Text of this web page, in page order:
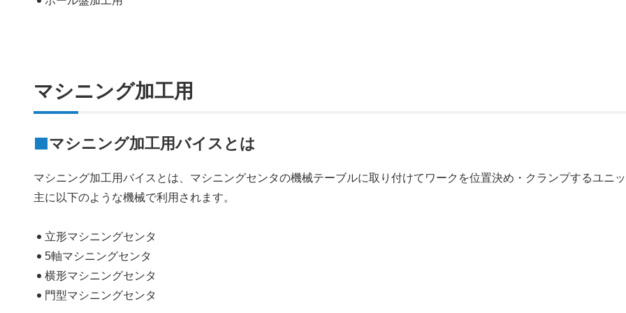
マシニング加工用
マシニング加工用バイスとは
マシニング加工用バイスとは、マシニングセンタの機械テーブルに取り付けてワークを位置決め・クランプするユニッ
主に以下のような機械で利用されます。
立形マシニングセンタ
5軸マシニングセンタ
横形マシニングセンタ
門型マシニングセンタ